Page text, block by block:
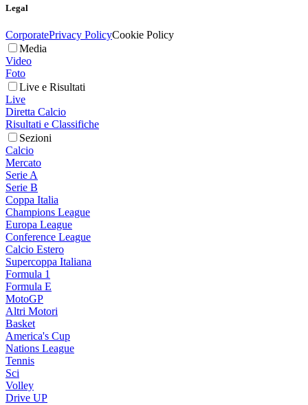
Legal
CorporatePrivacy PolicyCookie Policy
Media
Video
Foto
Live e Risultati
Live
Diretta Calcio
Risultati e Classifiche
Sezioni
Calcio
Mercato
Serie A
Serie B
Coppa Italia
Champions League
Europa League
Conference League
Calcio Estero
Supercoppa Italiana
Formula 1
Formula E
MotoGP
Altri Motori
Basket
America's Cup
Nations League
Tennis
Sci
Volley
Drive UP